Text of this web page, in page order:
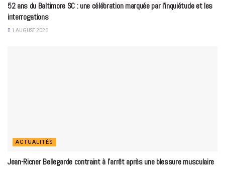
52 ans du Baltimore SC : une célébration marquée par l’inquiétude et les
interrogations
1 AUGUST 2026
ACTUALITÉS
Jean-Ricner Bellegarde contraint à l’arrêt après une blessure musculaire